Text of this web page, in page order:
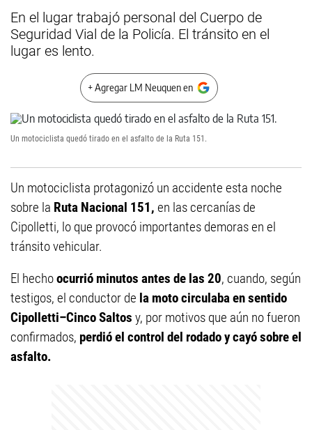
En el lugar trabajó personal del Cuerpo de
Seguridad Vial de la Policía. El tránsito en el
lugar es lento.
+ Agregar LM Neuquen en
Un motociclista quedó tirado en el asfalto de la Ruta 151.
Un motociclista protagonizó un accidente esta noche
sobre la Ruta Nacional 151, en las cercanías de
Cipolletti, lo que provocó importantes demoras en el
tránsito vehicular.
El hechoocurrió minutos antes de las 20, cuando, según
testigos, el conductor de la moto circulaba en sentido
Cipolletti–Cinco Saltos y, por motivos que aún no fueron
confirmados, perdió el control del rodado y cayó sobre el
asfalto.